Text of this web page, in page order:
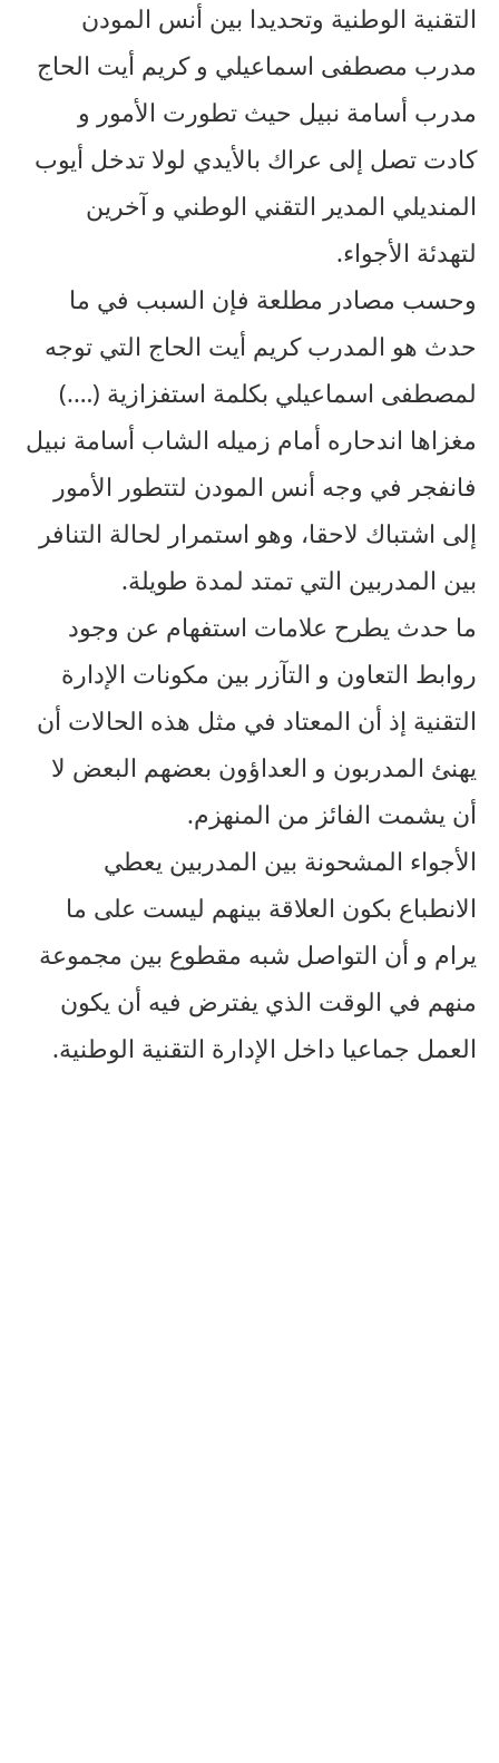
التقنية الوطنية وتحديدا بين أنس المودن
مدرب مصطفى اسماعيلي و كريم أيت الحاج
مدرب أسامة نبيل حيث تطورت الأمور و
كادت تصل إلى عراك بالأيدي لولا تدخل أيوب
المنديلي المدير التقني الوطني و آخرين
لتهدئة الأجواء.
وحسب مصادر مطلعة فإن السبب في ما
حدث هو المدرب كريم أيت الحاج التي توجه
لمصطفى اسماعيلي بكلمة استفزازية (….)
مغزاها اندحاره أمام زميله الشاب أسامة نبيل
فانفجر في وجه أنس المودن لتتطور الأمور
إلى اشتباك لاحقا، وهو استمرار لحالة التنافر
بين المدربين التي تمتد لمدة طويلة.
ما حدث يطرح علامات استفهام عن وجود
روابط التعاون و التآزر بين مكونات الإدارة
التقنية إذ أن المعتاد في مثل هذه الحالات أن
يهنئ المدربون و العداؤون بعضهم البعض لا
أن يشمت الفائز من المنهزم.
الأجواء المشحونة بين المدربين يعطي
الانطباع بكون العلاقة بينهم ليست على ما
يرام و أن التواصل شبه مقطوع بين مجموعة
منهم في الوقت الذي يفترض فيه أن يكون
العمل جماعيا داخل الإدارة التقنية الوطنية.